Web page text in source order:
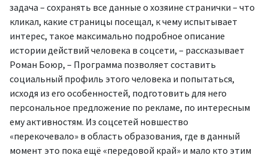
задача – сохранять все данные о хозяине странички – что
кликал, какие страницы посещал, к чему испытывает
интерес, такое максимально подробное описание
истории действий человека в соцсети, – рассказывает
Роман Боюр, – Программа позволяет составить
социальный профиль этого человека и попытаться,
исходя из его особенностей, подготовить для него
персональное предложение по рекламе, по интересным
ему активностям. Из соцсетей новшество
«перекочевало» в область образования, где в данный
момент это пока ещё «передовой край» и мало кто этим